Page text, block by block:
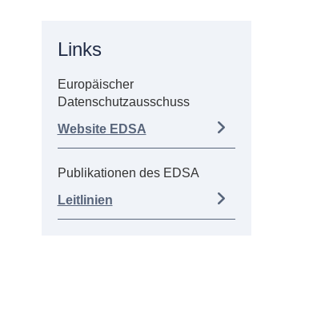
Links
Europäischer
Datenschutzausschuss
Website EDSA
Publikationen des EDSA
Leitlinien